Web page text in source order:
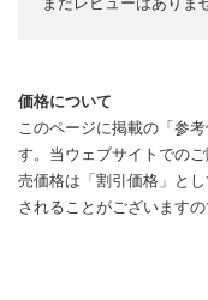
価格について
このページに掲載の「参
す。当ウェブサイトでの
売価格は「割引価格」と
されることがございます